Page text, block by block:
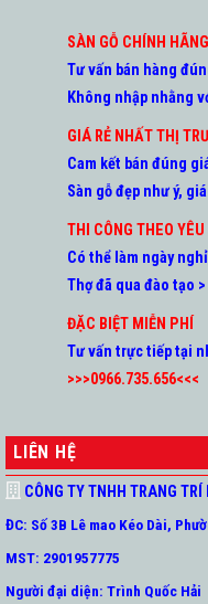
SÀN GỖ CHÍNH HÃNG
Tư vấn bán hàng
Không nhập nhằng
GIÁ RẺ NHẤT THỊ
Cam kết bán đúng
Sàn gỗ đẹp như ý,
THI CÔNG THEO
Có thể làm ngày
Thợ đã qua đào tạo >
ĐẶC BIỆT MIỄN PHÍ
Tư vấn trực tiếp tại
>>>0966.735.656<<<
LIÊN HỆ
CÔNG TY TNHH TRANG
ĐC: Số 3B Lê mao Kéo Dài,
MST: 2901957775
Người đại diện: Trình Quốc Hải